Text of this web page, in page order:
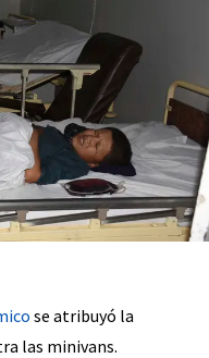
se atribuyó la
las minivans.